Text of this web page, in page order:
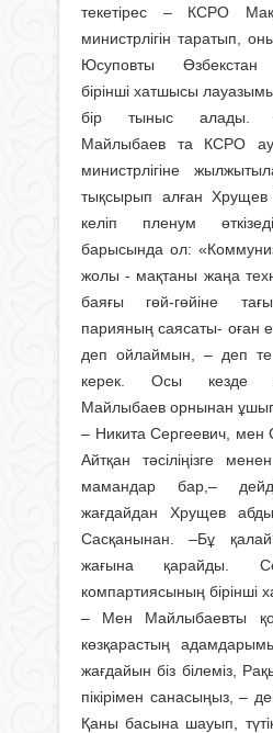
текетірес – КСРО
министрлігін таратып,
Юсуповты Өзбекстан
бірінші хатшысы
бір тыныс алады.
Майлыбаев та КСРО
министрлігіне
тықсырып алған
келіп пленум
барысында ол:
жолы - мақтаны жаңа
баяғы гөй-гөйіне
парияның саясаты- оған
деп ойлаймын, – деп те
керек. Осы кезде
Майлыбаев орнынан
– Никита Сергеевич, мен
Айтқан тәсіліңізге
мамандар бар,–
жағдайдан Хрущев
Сасқанынан. –Бұ
жағына қарайды.
компартиясының бірінші
– Мен Майлыбаевты
көзқарастың
жағдайын біз білеміз,
пікірімен санасыңыз, –
Қаны басына шауып,